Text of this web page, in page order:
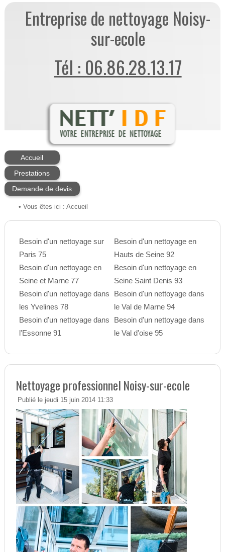
Entreprise de nettoyage Noisy-
sur-ecole
Tél : 06.86.28.13.17
Accueil
Prestations
Demande de devis
• Vous êtes ici : Accueil
Besoin d'un nettoyage sur
Paris 75
Besoin d'un nettoyage en
Seine et Marne 77
Besoin d'un nettoyage dans
les Yvelines 78
Besoin d'un nettoyage dans
l'Essonne 91
Besoin d'un nettoyage en
Hauts de Seine 92
Besoin d'un nettoyage en
Seine Saint Denis 93
Besoin d'un nettoyage dans
le Val de Marne 94
Besoin d'un nettoyage dans
le Val d'oise 95
Nettoyage professionnel Noisy-sur-ecole
Publié le jeudi 15 juin 2014 11:33